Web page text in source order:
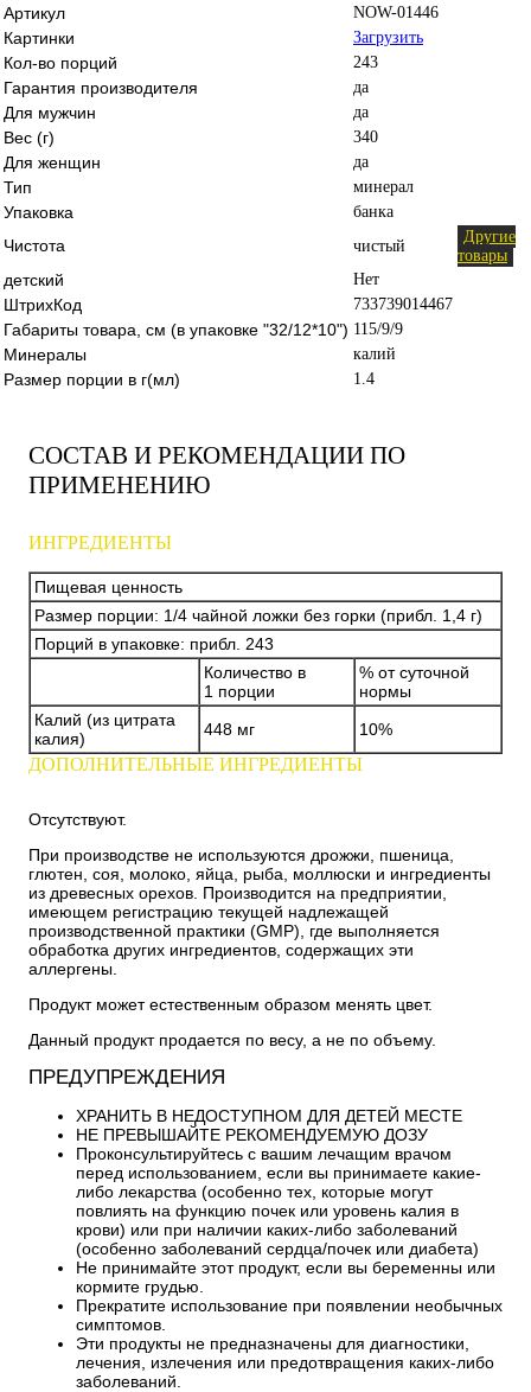
Артикул NOW-01446
Картинки Загрузить
Кол-во порций 243
Гарантия производителя да
Для мужчин да
Вес (г) 340
Для женщин да
Тип минерал
Упаковка банка
Чистота чистый
Другие
товары
детский Нет
ШтрихКод 733739014467
Габариты товара, см (в упаковке "32/12*10") 115/9/9
Минералы калий
Размер порции в г(мл) 1.4
СОСТАВ И РЕКОМЕНДАЦИИ ПО
ПРИМЕНЕНИЮ
ИНГРЕДИЕНТЫ
Пищевая ценность
Размер порции: 1/4 чайной ложки без горки (прибл. 1,4 г)
Порций в упаковке: прибл. 243
Количество в
1 порции
% от суточной
нормы
Калий (из цитрата
калия)
448 мг 10%
ДОПОЛНИТЕЛЬНЫЕ ИНГРЕДИЕНТЫ
Отсутствуют.
При производстве не используются дрожжи, пшеница,
глютен, соя, молоко, яйца, рыба, моллюски и ингредиенты
из древесных орехов. Производится на предприятии,
имеющем регистрацию текущей надлежащей
производственной практики (GMP), где выполняется
обработка других ингредиентов, содержащих эти
аллергены.
Продукт может естественным образом менять цвет.
Данный продукт продается по весу, а не по объему.
ПРЕДУПРЕЖДЕНИЯ
ХРАНИТЬ В НЕДОСТУПНОМ ДЛЯ ДЕТЕЙ МЕСТЕ
НЕ ПРЕВЫШАЙТЕ РЕКОМЕНДУЕМУЮ ДОЗУ
Проконсультируйтесь с вашим лечащим врачом
перед использованием, если вы принимаете какие-
либо лекарства (особенно тех, которые могут
повлиять на функцию почек или уровень калия в
крови) или при наличии каких-либо заболеваний
(особенно заболеваний сердца/почек или диабета)
Не принимайте этот продукт, если вы беременны или
кормите грудью.
Прекратите использование при появлении необычных
симптомов.
Эти продукты не предназначены для диагностики,
лечения, излечения или предотвращения каких-либо
заболеваний.